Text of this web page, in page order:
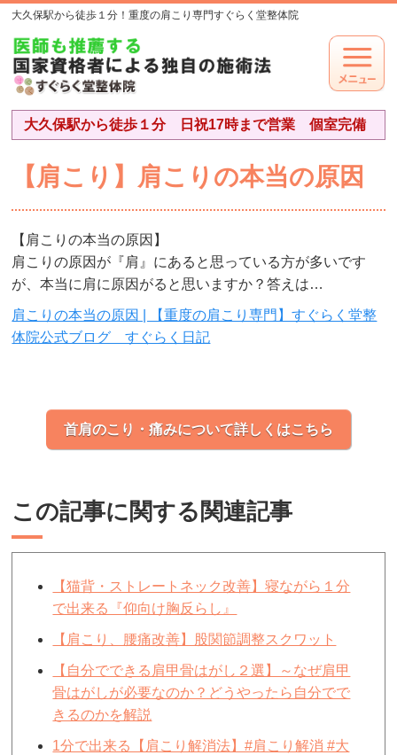
大久保駅から徒歩１分！重度の肩こり専門すぐらく堂整体院
大久保駅から徒歩１分 日祝17時まで営業 個室完備
【肩こり】肩こりの本当の原因
【肩こりの本当の原因】
肩こりの原因が『肩』にあると思っている方が多いです
が、本当に肩に原因がると思いますか？答えは…
肩こりの本当の原因 | 【重度の肩こり専門】すぐらく堂整
体院公式ブログ すぐらく日記
首肩のこり・痛みについて詳しくはこちら
この記事に関する関連記事
【猫背・ストレートネック改善】寝ながら１分
で出来る『仰向け胸反らし』
【肩こり、腰痛改善】股関節調整スクワット
【自分でできる肩甲骨はがし２選】～なぜ肩甲
骨はがしが必要なのか？どうやったら自分でで
きるのかを解説
1分で出来る【肩こり解消法】#肩こり解消 #大